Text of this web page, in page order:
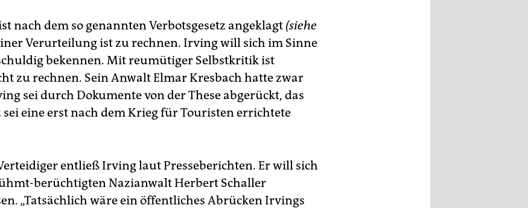
nach dem so genannten Verbotsgesetz angeklagt (siehe
Verurteilung ist zu rechnen. Irving will sich im Sinne
bekennen. Mit reumütiger Selbstkritik ist
zu rechnen. Sein Anwalt Elmar Kresbach hatte zwar
sei durch Dokumente von der These abgerückt, das
sei eine erst nach dem Krieg für Touristen errichtete
entließ Irving laut Presseberichten. Er will sich
berüchtigten Nazianwalt Herbert Schaller
„Tatsächlich wäre ein öffentliches Abrücken Irvings